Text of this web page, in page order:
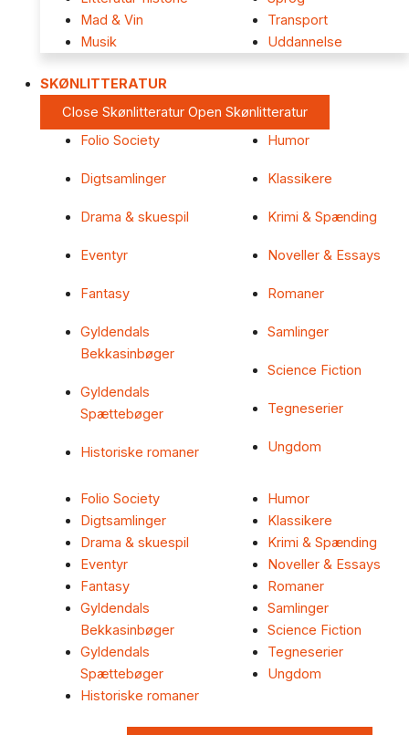
Mad & Vin
Musik
Transport
Uddannelse
SKØNLITTERATUR
Close Skønlitteratur Open Skønlitteratur
Folio Society
Digtsamlinger
Drama & skuespil
Eventyr
Fantasy
Gyldendals
Bekkasinbøger
Gyldendals
Spættebøger
Historiske romaner
Humor
Klassikere
Krimi & Spænding
Noveller & Essays
Romaner
Samlinger
Science Fiction
Tegneserier
Ungdom
Folio Society
Digtsamlinger
Drama & skuespil
Eventyr
Fantasy
Gyldendals
Bekkasinbøger
Gyldendals
Spættebøger
Historiske romaner
Humor
Klassikere
Krimi & Spænding
Noveller & Essays
Romaner
Samlinger
Science Fiction
Tegneserier
Ungdom